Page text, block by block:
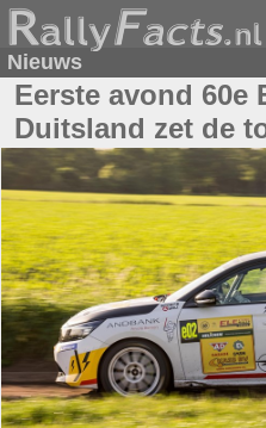
Nieuws
Eerste avond 60e
Duitsland zet de